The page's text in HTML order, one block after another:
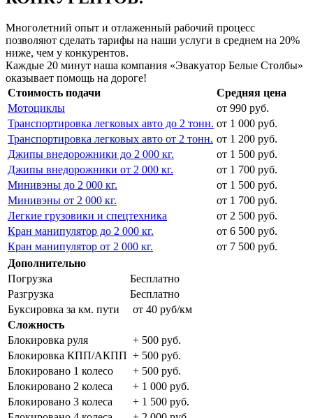
Многолетний опыт и отлаженный рабочий процесс
позволяют сделать тарифы на наши услуги в среднем на 20%
ниже, чем у конкурентов.
Каждые 20 минут наша компания «Эвакуатор Белые Столбы»
оказывает помощь на дороге!
Стоимость подачи
Средняя цена
Мотоциклы
от 990 руб.
Транспортировка легковых авто до 2 тонн. от 1 000 руб.
Транспортировка легковых авто от 2 тонн. от 1 200 руб.
Джипы внедорожники до 2 000 кг.
от 1 500 руб.
Джипы внедорожники от 2 000 кг.
от 1 700 руб.
Минивэны до 2 000 кг.
от 1 500 руб.
Минивэны от 2 000 кг.
от 1 700 руб.
Легкие грузовики и спецтехника
от 2 500 руб.
Кран манипулятор до 2 000 кг.
от 6 500 руб.
Кран манипулятор от 2 000 кг.
от 7 500 руб.
Дополнительно
Погрузка
Бесплатно
Разгрузка
Бесплатно
Буксировка за км. пути
от 40 руб/км
Сложность
Блокировка руля
+ 500 руб.
Блокировка КПП/АКПП + 500 руб.
Блокировано 1 колесо
+ 500 руб.
Блокировано 2 колеса
+ 1 000 руб.
Блокировано 3 колеса
+ 1 500 руб.